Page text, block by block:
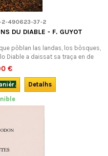
2-490623-37-2
DU DIABLE - F. GUYOT
pòblan las landas, los bòsques,
Diable a daissat sa traça en de
tot illustrat, los vos fa visitar e
: un viatge vertadièr per las
populars ! En francés.
€
Detalhs